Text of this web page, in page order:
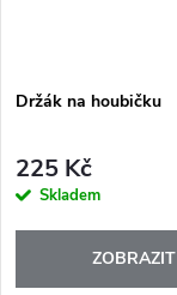
Držák na houbičku
225 Kč
Skladem
ZOBRAZIT